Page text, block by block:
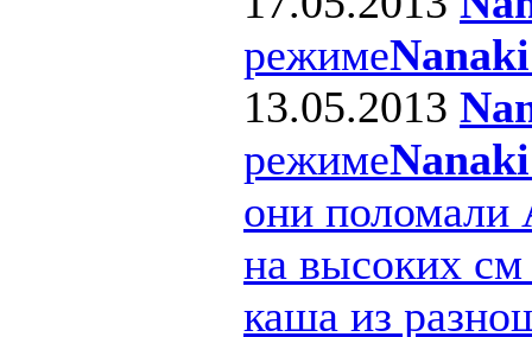
режиме
13.05.2013
режиме
они поломали
на высоких
каша из